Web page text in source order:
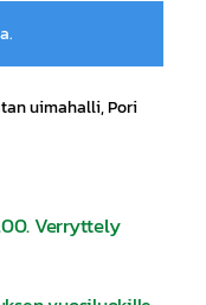
uimahalli, Pori
Verryttely